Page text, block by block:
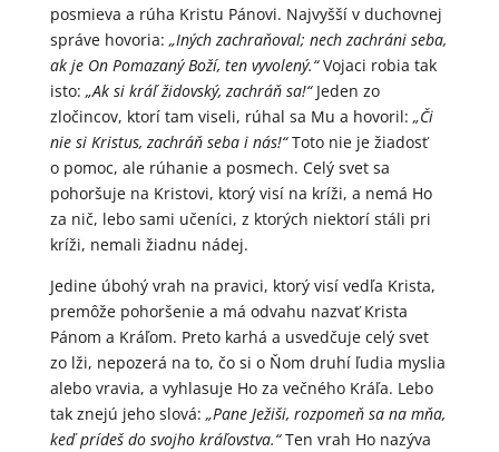
posmieva a rúha Kristu Pánovi. Najvyšší v duchovnej
správe hovoria: „Iných zachraňoval; nech zachráni seba,
ak je On Pomazaný Boží, ten vyvolený.“Vojaci robia tak
isto: „Ak si kráľ židovský, zachráň sa!“Jeden zo
zločincov, ktorí tam viseli, rúhal sa Mu a hovoril: „Či
nie si Kristus, zachráň seba i nás!“Toto nie je žiadosť
o pomoc, ale rúhanie a posmech. Celý svet sa
pohoršuje na Kristovi, ktorý visí na kríži, a nemá Ho
za nič, lebo sami učeníci, z ktorých niektorí stáli pri
kríži, nemali žiadnu nádej.
Jedine úbohý vrah na pravici, ktorý visí vedľa Krista,
premôže pohoršenie a má odvahu nazvať Krista
Pánom a Kráľom. Preto karhá a usvedčuje celý svet
zo lži, nepozerá na to, čo si o Ňom druhí ľudia myslia
alebo vravia, a vyhlasuje Ho za večného Kráľa. Lebo
tak znejú jeho slová: „Pane Ježiši, rozpomeň sa na mňa,
keď prídeš do svojho kráľovstva.“Ten vrah Ho nazýva